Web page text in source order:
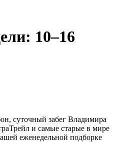
10–16
суточный забег Владимира
и самые старые в мире
еженедельной подборке